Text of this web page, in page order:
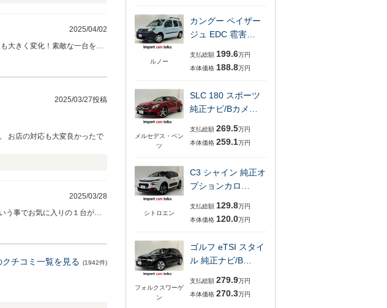
2025/04/02
大きく変化！素敵な一台を見
2025/03/27投稿
お店の対応も大変良かったで
2025/03/28
う事でお気に入りの１台が見
チコミ一覧を見る (1942件)
ルノー
カングー ペイザー
ジュ EDC 雹害…
支払総額 199.6万円
本体価格 188.8万円
メルセデス・ベン
ツ
SLC 180 スポーツ
純正ナビ/Bカメ…
支払総額 269.5万円
本体価格 259.1万円
シトロエン
C3 シャイン 純正オ
プションカロ…
支払総額 129.8万円
本体価格 120.0万円
フォルクスワーゲ
ン
ゴルフ eTSI スタイ
ル 純正ナビ/B…
支払総額 279.9万円
本体価格 270.3万円